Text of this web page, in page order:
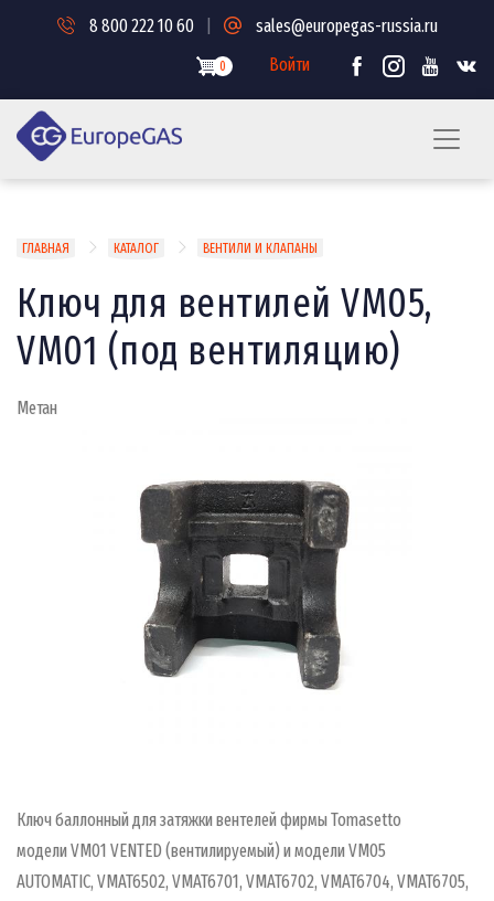
8 800 222 10 60 sales@europegas-russia.ru
0 Войти
Строка
навигации
ГЛАВНАЯ КАТАЛОГ ВЕНТИЛИ И КЛАПАНЫ
Ключ для вентилей VM05,
VM01 (под вентиляцию)
Метан
Ключ баллонный для затяжки вентелей фирмы Tomasetto
модели VM01 VENTED (вентилируемый) и модели VM05
AUTOMATIC, VMAT6502, VMAT6701, VMAT6702, VMAT6704, VMAT6705,